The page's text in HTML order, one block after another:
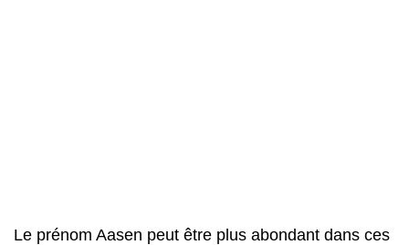
Le prénom Aasen peut être plus abondant dans ces